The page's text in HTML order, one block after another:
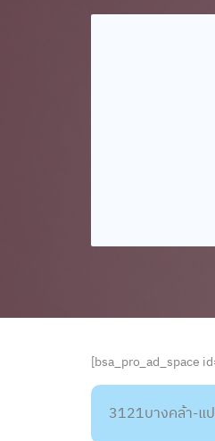
[bsa_pro_ad_space
3121บางคล้า-แ